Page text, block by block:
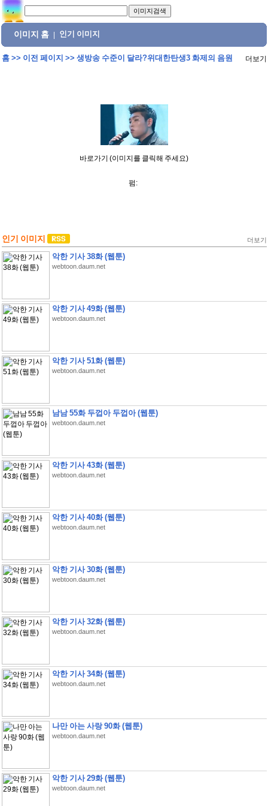
이미지 홈 인기 이미지
홈>> 이전 페이지 >> 생방송 수준이 달라?위대한탄생3 화제의 음원 더보기
바로가기 (이미지를 클릭해 주세요)
펌:
인기 이미지 더보기
악한 기사 38화 (웹툰)
webtoon.daum.net
악한 기사 49화 (웹툰)
webtoon.daum.net
악한 기사 51화 (웹툰)
webtoon.daum.net
남남 55화 두껍아 두껍아 (웹툰)
webtoon.daum.net
악한 기사 43화 (웹툰)
webtoon.daum.net
악한 기사 40화 (웹툰)
webtoon.daum.net
악한 기사 30화 (웹툰)
webtoon.daum.net
악한 기사 32화 (웹툰)
webtoon.daum.net
악한 기사 34화 (웹툰)
webtoon.daum.net
나만 아는 사랑 90화 (웹툰)
webtoon.daum.net
악한 기사 29화 (웹툰)
webtoon.daum.net